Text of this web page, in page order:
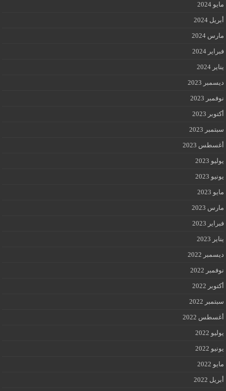
مايو 2024
أبريل 2024
مارس 2024
فبراير 2024
يناير 2024
ديسمبر 2023
نوفمبر 2023
أكتوبر 2023
سبتمبر 2023
أغسطس 2023
يوليو 2023
يونيو 2023
مايو 2023
مارس 2023
فبراير 2023
يناير 2023
ديسمبر 2022
نوفمبر 2022
أكتوبر 2022
سبتمبر 2022
أغسطس 2022
يوليو 2022
يونيو 2022
مايو 2022
أبريل 2022